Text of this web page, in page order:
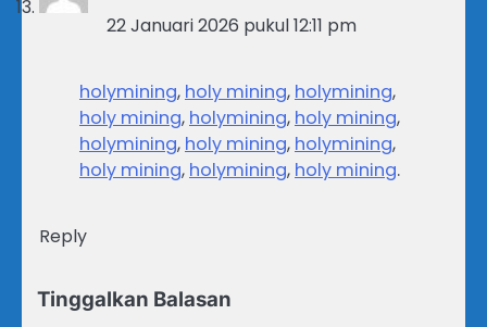
22 Januari 2026 pukul 12:11 pm
holymining, holy mining, holymining,
holy mining, holymining, holy mining,
holymining, holy mining, holymining,
holy mining, holymining, holy mining.
Reply
Tinggalkan Balasan